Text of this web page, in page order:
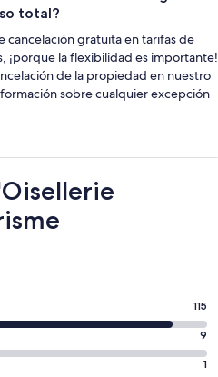
total?
cancelación gratuita en tarifas de
¡porque la flexibilidad es importante!
de la propiedad en nuestro
sobre cualquier excepción
115
9
1